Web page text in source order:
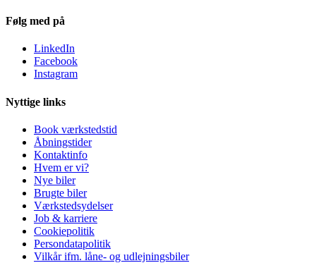
Følg med på
LinkedIn
Facebook
Instagram
Nyttige links
Book værkstedstid
Åbningstider
Kontaktinfo
Hvem er vi?
Nye biler
Brugte biler
Værkstedsydelser
Job & karriere
Cookiepolitik
Persondatapolitik
Vilkår ifm. låne- og udlejningsbiler